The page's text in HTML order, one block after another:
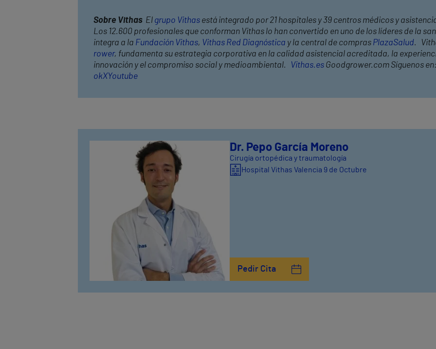
Sobre Vithas El grupo Vithas está integrado por 21 hospitales y 39 centros médicos y
Los 12.600 profesionales que conforman Vithas lo han convertido en uno de los líderes de la
integra a la Fundación Vithas, Vithas Red Diagnóstica y la central de compras PlazaSalud.
rower, fundamenta su estrategia corporativa en la calidad asistencial acreditada, la
innovación y el compromiso social y medioambiental.
Vithas.es Goodgrower.com Síguenos
okXYoutube
Dr. Pepo García Moreno
Cirugía ortopédica y traumatología
Hospital Vithas Valencia 9 de Octubre
Pedir Cita